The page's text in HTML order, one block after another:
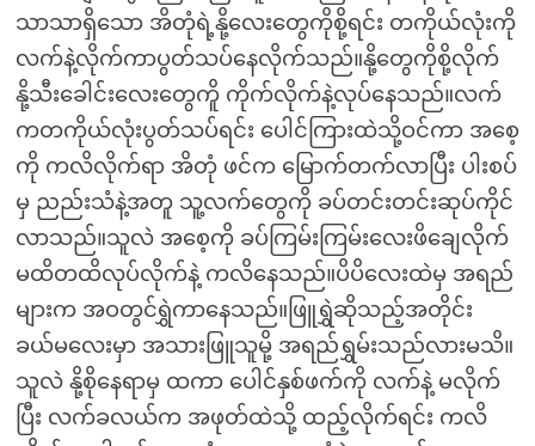
သာသာရှိသော အိတုံရဲ့နို့လေးတွေကိုစို့ရင်း တကိုယ်လုံးကို
လက်နဲ့လိုက်ကာပွတ်သပ်နေလိုက်သည်။နို့တွေကိုစို့လိုက်
နို့သီးခေါင်းလေးတွေကိူ ကိုက်လိုက်နဲ့လုပ်နေသည်။လက်
ကတကိုယ်လုံးပွတ်သပ်ရင်း ပေါင်ကြားထဲသို့ဝင်ကာ အစေ့
ကို ကလိလိုက်ရာ အိတုံ ဖင်က မြောက်တက်လာပြီး ပါးစပ်
မှ ညည်းသံနဲ့အတူ သူ့လက်တွေကို ခပ်တင်းတင်းဆုပ်ကိုင်
လာသည်။သူလဲ အစေ့ကို ခပ်ကြမ်းကြမ်းလေးဖိချေလိုက်
မထိတထိလုပ်လိုက်နဲ့ ကလိနေသည်။ပိပိလေးထဲမှ အရည်
များက အဝတွင်ရွှဲကာနေသည်။ဖြူရွှဲဆိုသည့်အတိုင်း
ခယ်မလေးမှာ အသားဖြူသူမို့ အရည်ရွှမ်းသည်လားမသိ။
သူလဲ နို့စိုနေရာမှ ထကာ ပေါင်နှစ်ဖက်ကို လက်နဲ့ မလိုက်
ပြီး လက်ခလယ်က အဖုတ်ထဲသို့ ထည့်လိုက်ရင်း ကလိ